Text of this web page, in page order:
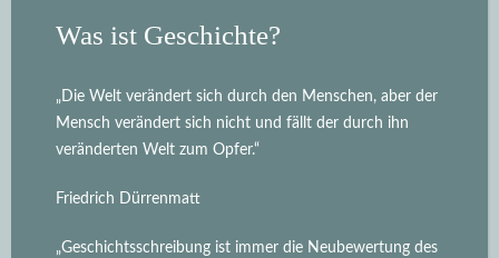
Was ist Geschichte?
„Die Welt verändert sich durch den Menschen, aber der
Mensch verändert sich nicht und fällt der durch ihn
veränderten Welt zum Opfer.“
Friedrich Dürrenmatt
„Geschichtsschreibung ist immer die Neubewertung des